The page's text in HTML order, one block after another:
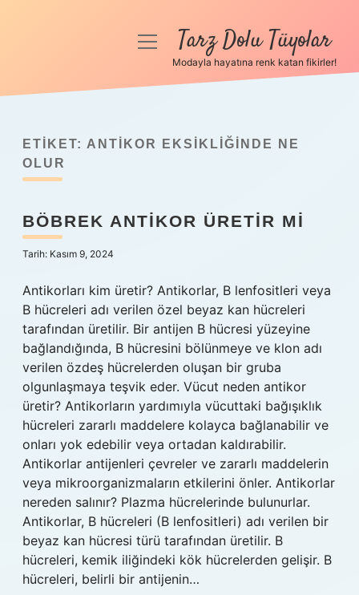
Anasayfa
Yasal Uyarı
menüyüTarz Dolu Tüyolar
Modayla hayatına renk katan fikirler!
ETIKET: ANTIKOR EKSIKLIĞINDE NE
OLUR
BÖBREK ANTIKOR ÜRETIR MI
Tarih: Kasım 9, 2024
Antikorları kim üretir? Antikorlar, B lenfositleri veya
B hücreleri adı verilen özel beyaz kan hücreleri
tarafından üretilir. Bir antijen B hücresi yüzeyine
bağlandığında, B hücresini bölünmeye ve klon adı
verilen özdeş hücrelerden oluşan bir gruba
olgunlaşmaya teşvik eder. Vücut neden antikor
üretir? Antikorların yardımıyla vücuttaki bağışıklık
hücreleri zararlı maddelere kolayca bağlanabilir ve
onları yok edebilir veya ortadan kaldırabilir.
Antikorlar antijenleri çevreler ve zararlı maddelerin
veya mikroorganizmaların etkilerini önler. Antikorlar
nereden salınır? Plazma hücrelerinde bulunurlar.
Antikorlar, B hücreleri (B lenfositleri) adı verilen bir
beyaz kan hücresi türü tarafından üretilir. B
hücreleri, kemik iliğindeki kök hücrelerden gelişir. B
hücreleri, belirli bir antijenin…